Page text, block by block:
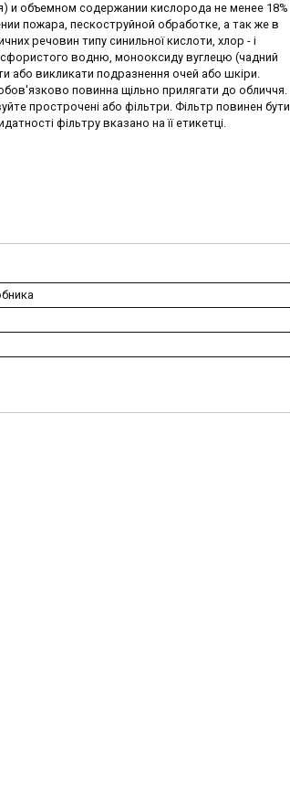
и объемном содержании кислорода не менее 18%
пожара, пескоструйной обработке, а так же в
речовин типу синильної кислоти, хлор - і
водню, монооксиду вуглецю (чадний
або викликати подразнення очей або шкіри.
повинна щільно прилягати до обличчя.
прострочені або фільтри. Фільтр повинен бути
фільтру вказано на її етикетці.